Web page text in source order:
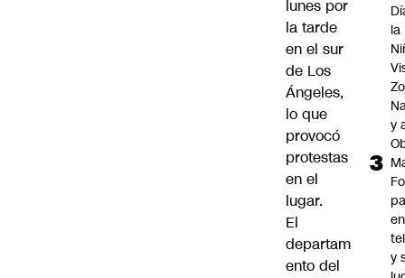
lunes por
la tarde
en el sur
de Los
Ángeles,
lo que
provocó
protestas
en el
lugar.
El
departam
ento del
la
y
en
y